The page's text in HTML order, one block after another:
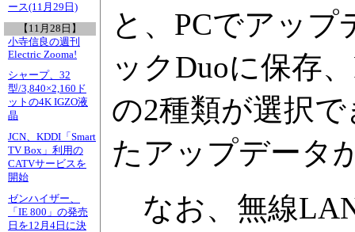
ース(11月29日)
【11月28日】
小寺信良の週刊
Electric Zooma!
シャープ、32
型/3,840×2,160ド
ットの4K IGZO液
晶
JCN、KDDI「Smart
TV Box」利用の
CATVサービスを
開始
ゼンハイザー、
「IE 800」の発売
日を12月4日に決
と、PCでアッ
ックDuoに保存
の2種類が選択
たアップデータ
なお、無線